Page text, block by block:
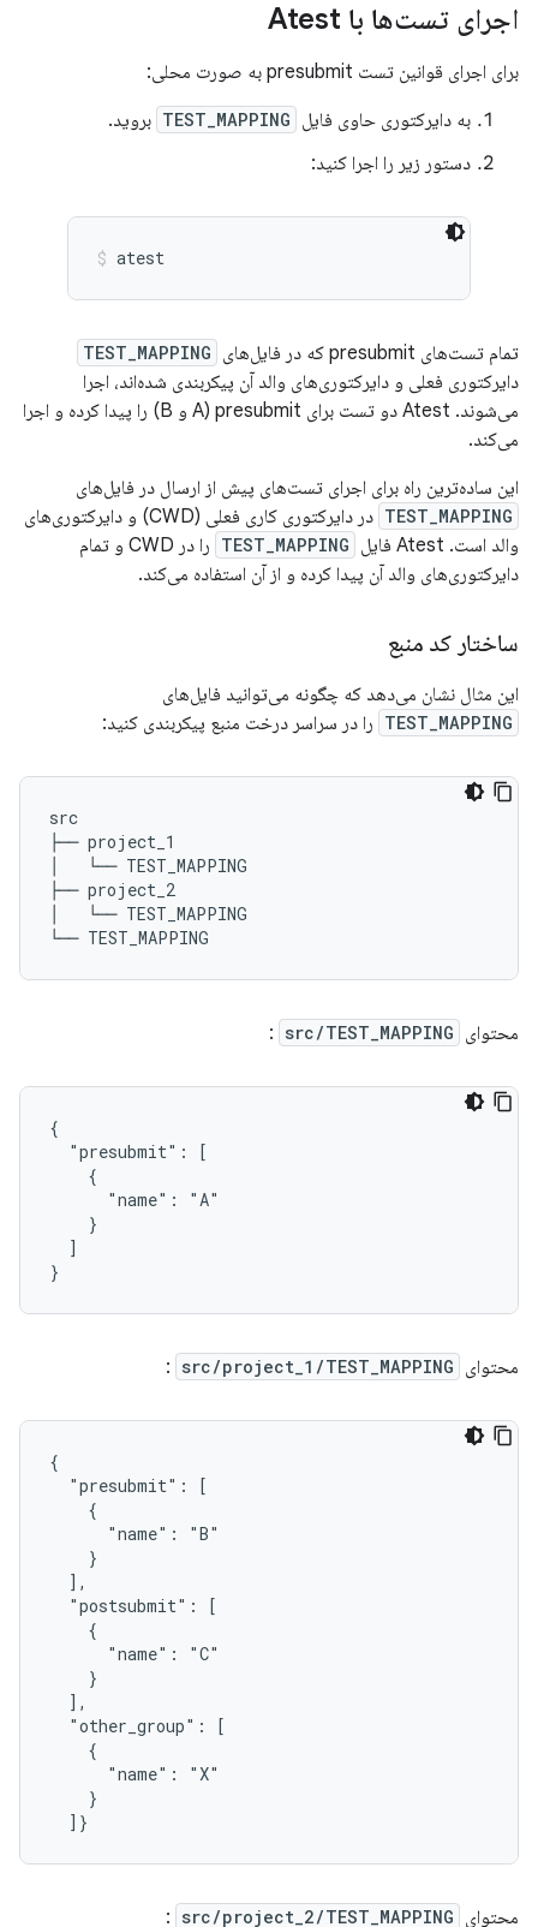
اجرای تست‌ها با Atest
برای اجرای قوانین تست presubmit به صورت محلی:
به دایرکتوری حاوی فایل TEST_MAPPING بروید.
دستور زیر را اجرا کنید:
atest
تمام تست‌های presubmit که در فایل‌های TEST_MAPPING
دایرکتوری فعلی و دایرکتوری‌های والد آن پیکربندی شده‌اند، اجرا
می‌شوند. Atest دو تست برای presubmit (A و B) را پیدا کرده و اجرا
می‌کند.
این ساده‌ترین راه برای اجرای تست‌های پیش از ارسال در فایل‌های
TEST_MAPPING
در دایرکتوری کاری فعلی (CWD) و دایرکتوری‌های
والد است. Atest فایل
TEST_MAPPING
را در CWD و تمام
دایرکتوری‌های والد آن پیدا کرده و از آن استفاده می‌کند.
ساختار کد منبع
این مثال نشان می‌دهد که چگونه می‌توانید فایل‌های
TEST_MAPPING را در سراسر درخت منبع پیکربندی کنید:
src
├── project_1
│   └── TEST_MAPPING
├── project_2
│   └── TEST_MAPPING
محتوای src/TEST_MAPPING
:
{
  "presubmit": [
    {
      "name": "A"
    }
  ]
محتوای src/project_1/TEST_MAPPING
:
{
  "presubmit": [
    {
      "name": "B"
    }
  ],
  "postsubmit": [
    {
      "name": "C"
    }
  ],
  "other_group": [
    {
      "name": "X"
    }
محتوای src/project_2/TEST_MAPPING
: